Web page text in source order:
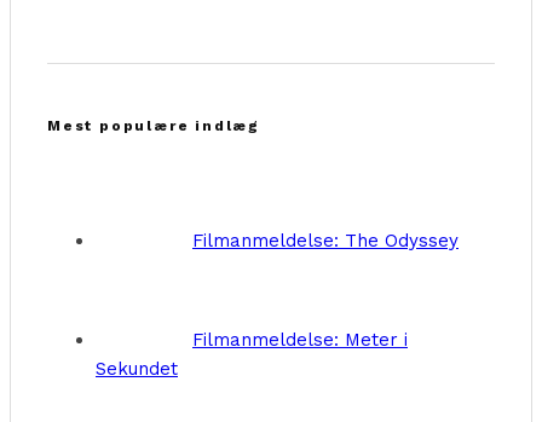
Mest populære indlæg
Filmanmeldelse: The Odyssey
Filmanmeldelse: Meter i
Sekundet